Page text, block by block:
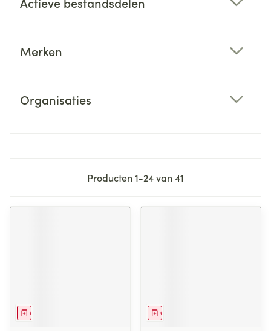
Merken
Organisaties
Producten1-24van41
Geneesmiddel Geneesmiddel